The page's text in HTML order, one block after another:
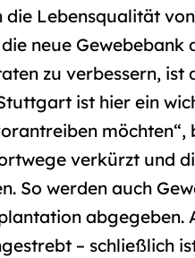
die Lebensqualität
neue
zu verbessern,
ist hier ein
verkürzt und
So werden auch
– schließlich